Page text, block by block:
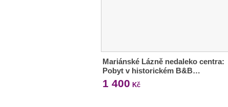
Mariánské Lázně nedaleko centra:
Pobyt v historickém B&B…
1 400 Kč